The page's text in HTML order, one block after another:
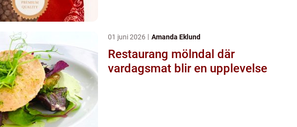
01 juni 2026 Amanda Eklund
Restaurang mölndal där
vardagsmat blir en upplevelse